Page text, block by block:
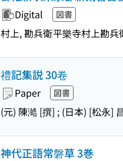
Digital 図書
村上, 勘兵衛平樂寺村上勘兵
禮記集説 30卷
Paper 図書
(元) 陳澔 [撰] ; (日本) [松永]
神代正語常磐草 3巻